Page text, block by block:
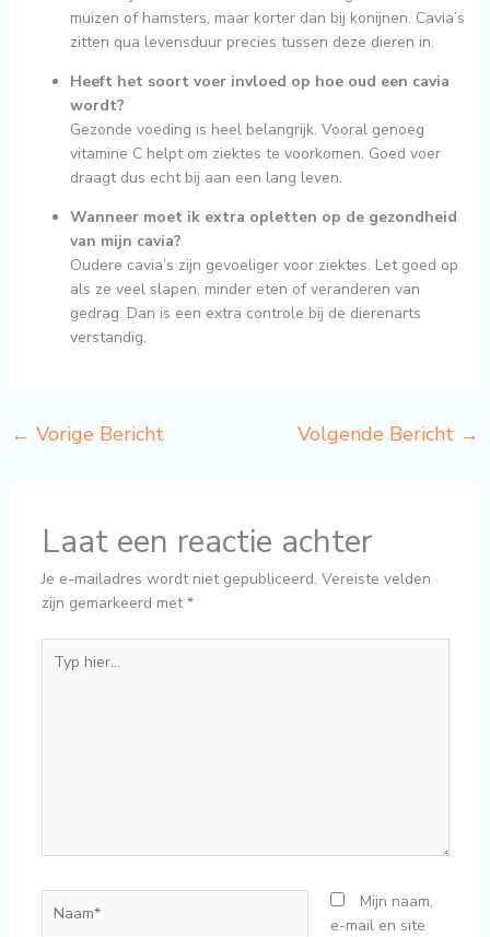
muizen of hamsters, maar korter dan bij konijnen. Cavia’s
zitten qua levensduur precies tussen deze dieren in.
Heeft het soort voer invloed op hoe oud een cavia
wordt?
Gezonde voeding is heel belangrijk. Vooral genoeg
vitamine C helpt om ziektes te voorkomen. Goed voer
draagt dus echt bij aan een lang leven.
Wanneer moet ik extra opletten op de gezondheid
van mijn cavia?
Oudere cavia’s zijn gevoeliger voor ziektes. Let goed op
als ze veel slapen, minder eten of veranderen van
gedrag. Dan is een extra controle bij de dierenarts
verstandig.
← Vorige Bericht Volgende Bericht →
Laat een reactie achter
Je e-mailadres wordt niet gepubliceerd. Vereiste velden
zijn gemarkeerd met*
hier...
Mijn naam,
e-mail en site